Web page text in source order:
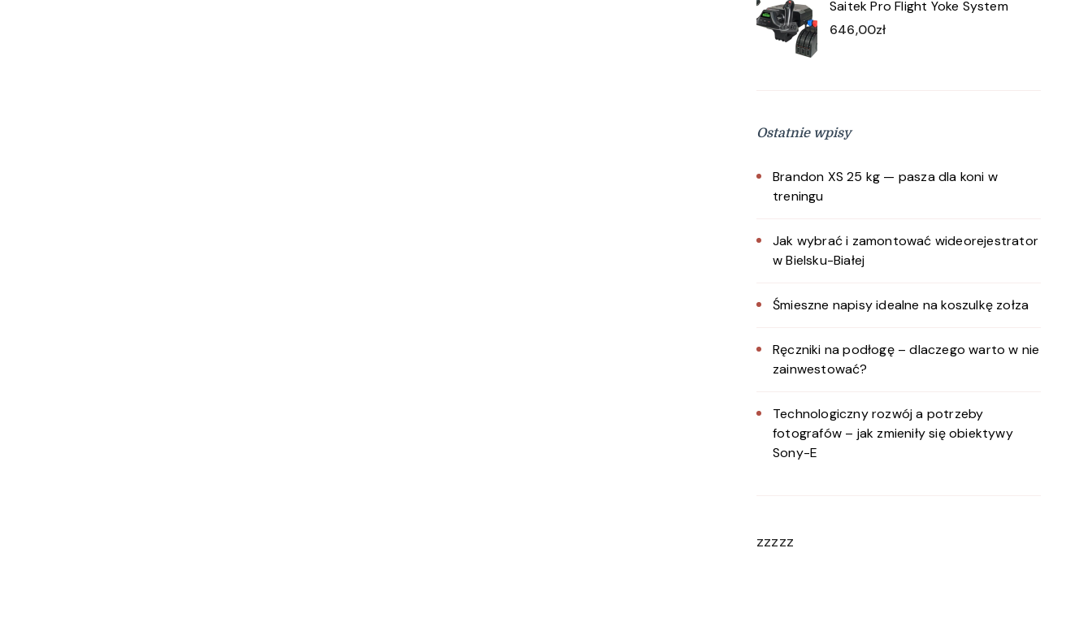
Saitek Pro Flight Yoke System
646,00zł
Ostatnie wpisy
Brandon XS 25 kg — pasza dla koni w
treningu
Jak wybrać i zamontować wideorejestrator
w Bielsku-Białej
Śmieszne napisy idealne na koszulkę zołza
Ręczniki na podłogę – dlaczego warto w nie
zainwestować?
Technologiczny rozwój a potrzeby
fotografów – jak zmieniły się obiektywy
Sony-E
zzzzz